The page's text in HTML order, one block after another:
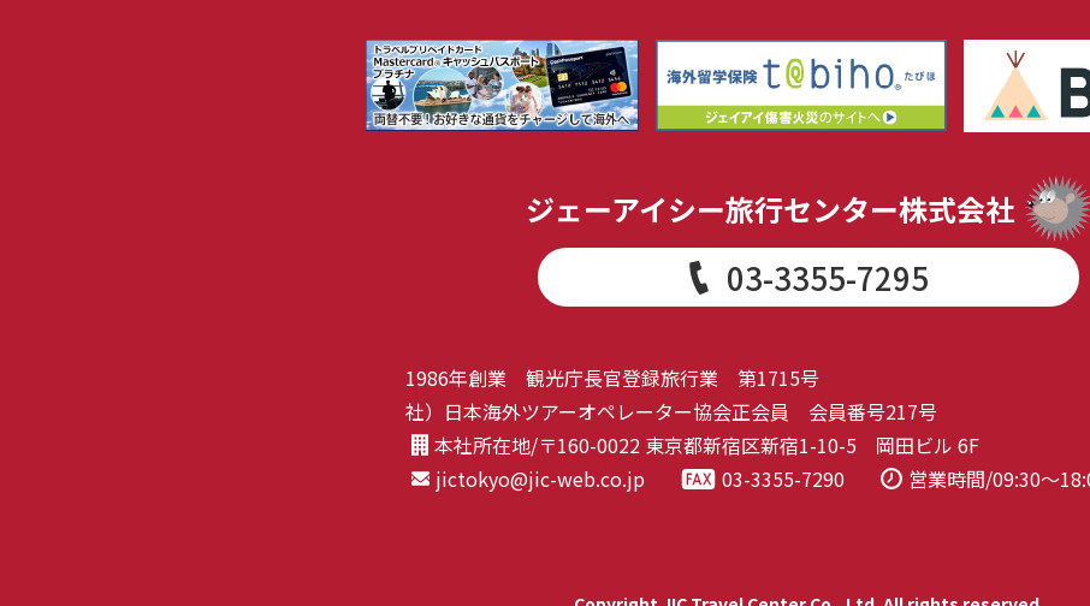
ジェーアイシー旅行センター株式会社
03-3355-7295
1986年創業 観光庁長官登録旅行業 第1715号
社）日本海外ツアーオペレーター協会正会員 会員番号217号
本社所在地/〒160-0022 東京都新宿区新宿1-10-5 岡田ビル 6F
jictokyo@jic-web.co.jp
03-3355-7290 営業時間/09:30～